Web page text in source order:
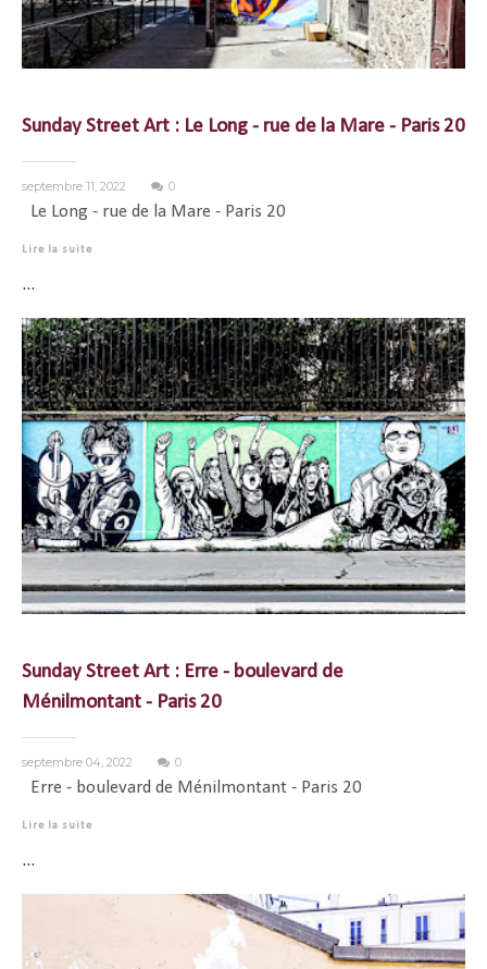
Sunday Street Art : Le Long - rue de la Mare - Paris 20
septembre 11, 2022 0
Le Long - rue de la Mare - Paris 20
Lire la suite
...
Sunday Street Art : Erre - boulevard de
Ménilmontant - Paris 20
septembre 04, 2022 0
Erre - boulevard de Ménilmontant - Paris 20
Lire la suite
...